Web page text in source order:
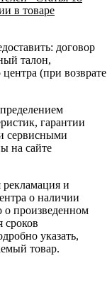
в товаре
договор
талон,
(при возврате
гарантии
сервисными
на сайте
и
о наличии
о произведенном
сроков
указать,
товар.